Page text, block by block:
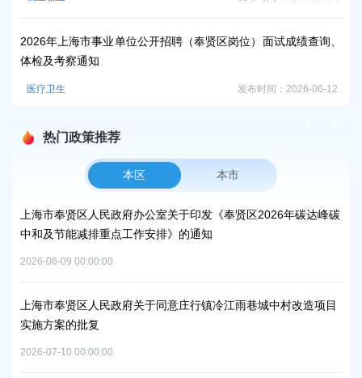
2026年上海市事业单位公开招聘（奉贤区岗位）面试成绩查询、
体检及考察通知
医疗卫生 发布时间：2026-06-12
热门政策推荐
本区 本市
上海市奉贤区人民政府办公室关于印发《奉贤区2026年碳达峰碳
中和及节能减排重点工作安排》的通知
2026-06-09 00:00:00
上海市奉贤区人民政府关于同意庄行镇冷江雨巷城中村改造项目
实施方案的批复
2026-07-10 00:00:00